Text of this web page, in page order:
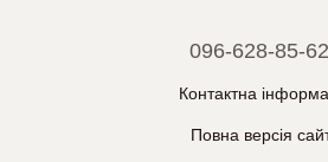
096-628-85-62
Контактна
Повна версія